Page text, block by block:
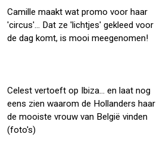
Camille maakt wat promo voor haar
'circus'... Dat ze 'lichtjes' gekleed voor
de dag komt, is mooi meegenomen!
Celest vertoeft op Ibiza... en laat nog
eens zien waarom de Hollanders haar
de mooiste vrouw van België vinden
(foto's)